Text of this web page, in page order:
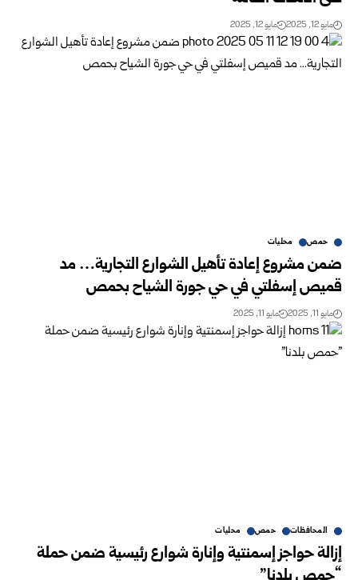
مايو 12, 2025 مايو 12, 2025
حمص محليات
ضمن مشروع إعادة تأهيل الشوارع التجارية… مد
قميص إسفلتي في حي جورة الشياح بحمص
مايو 11, 2025 مايو 11, 2025
المحافظات حمص محليات
إزالة حواجز إسمنتية وإنارة شوارع رئيسية ضمن حملة